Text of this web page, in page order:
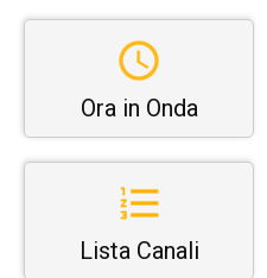
Ora in Onda
Lista Canali